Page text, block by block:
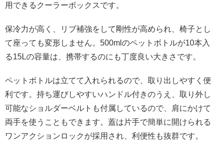
用できるクーラーボックスです。
保冷力が高く、リブ補強をして剛性が高められ、椅子とし
て座っても変形しません。500mlのペットボトルが10本入
る15Lの容量は、携帯するのにも丁度良い大きさです。
ペットボトルは立てて入れられるので、取り出しやすく便
利です。持ち運びしやすいハンドル付きのうえ、取り外し
可能なショルダーベルトも付属しているので、肩にかけて
両手を使うこともできます。蓋は片手で簡単に開けられる
ワンアクションロックが採用され、利便性も抜群です。